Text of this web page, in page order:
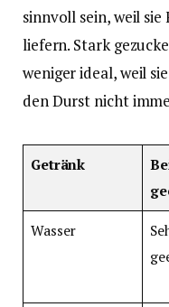
sinnvoll sein, weil
liefern. Stark
weniger ideal, weil
den Durst nicht
Getränk
Wasser